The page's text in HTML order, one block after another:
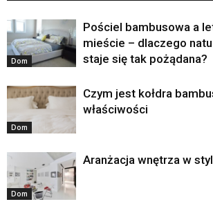
Dom
Pościel bambusowa a
mieście – dlaczego
staje się tak pożądana?
Dom
Czym jest kołdra
właściwości
Dom
Aranżacja wnętrza w